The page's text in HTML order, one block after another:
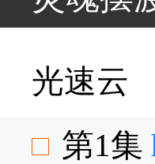
光速云
第1集